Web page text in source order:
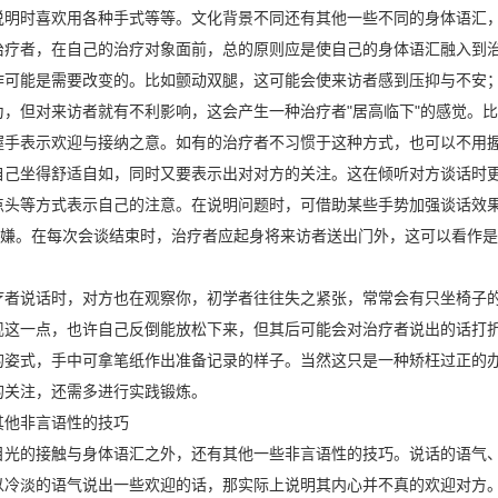
明时喜欢用各种手式等等。文化背景不同还有其他一些不同的身体语
，在自己的治疗对象面前，总的原则应是使自己的身体语汇融入到
可能是需要改变的。比如颤动双腿，这可能会使来访者感到压抑与不
，但对来访者就有不利影响，这会产生一种治疗者"居高临下"的感觉。
手表示欢迎与接纳之意。如有的治疗者不习惯于这种方式，也可以不
己坐得舒适自如，同时又要表示出对对方的关注。这在倾听对方谈话
头等方式表示自己的注意。在说明问题时，可借助某些手势加强谈话
。在每次会谈结束时，治疗者应起身将来访者送出门外，这可以看作
话时，对方也在观察你，初学者往往失之紧张，常常会有只坐椅子
这一点，也许自己反倒能放松下来，但其后可能会对治疗者说出的话
姿式，手中可拿笔纸作出准备记录的样子。当然这只是一种矫枉过正
注，还需多进行实践锻炼。
言语性的技巧
接触与身体语汇之外，还有其他一些非言语性的技巧。说话的语气
冷淡的语气说出一些欢迎的话，那实际上说明其内心并不真的欢迎对